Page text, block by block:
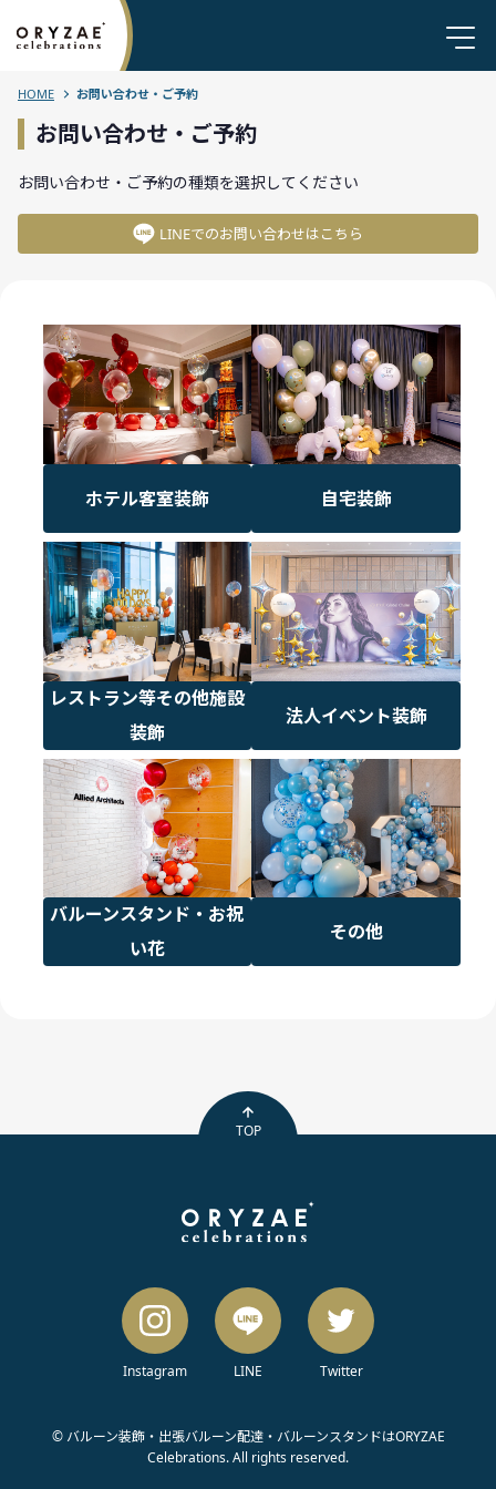
HOME お問い合わせ・ご予約
お問い合わせ・ご予約
お問い合わせ・ご予約の種類を選択してください
LINEでのお問い合わせはこちら
ホテル客室装飾 自宅装飾
レストラン等その他施設
装飾
法人イベント装飾
バルーンスタンド・お祝
い花
その他
TOP
Instagram LINE Twitter
© バルーン装飾・出張バルーン配達・バルーンスタンドはORYZAE
Celebrations. All rights reserved.